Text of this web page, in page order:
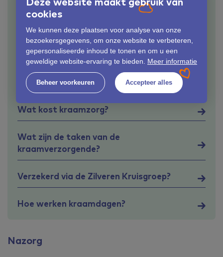
cookies
We kunnen deze plaatsen voor analyse van onze
bezoekersgegevens, om onze website te verbeteren,
gepersonaliseerde inhoud te tonen en om u een
geweldige website-ervaring te bieden. Meer informatie
Beheer voorkeuren Accepteer alles
Boodschappenlijstje, wat heb je nodig voor
de bevalling en de kraamtijd?
Hoeveel uren kraamzorg krijg ik?
Wanneer moet je kraamzorg regelen?
Wat kost kraamzorg?
Wat zijn de taken van de
kraamverzorgende?
Verzekerd via de Zilveren Kruisgroep?
Hoe werken kraamdagen?
Nazorg